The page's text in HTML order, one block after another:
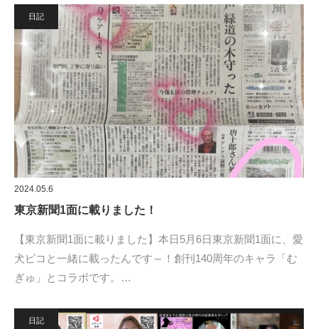
日記
2024.05.6
東京新聞1面に載りました！
【東京新聞1面に載りました】本日5月6日東京新聞1面に、愛
犬ピコと一緒に載ったんです～！創刊140周年のキャラ「む
ぎゅ」とコラボです。…
日記